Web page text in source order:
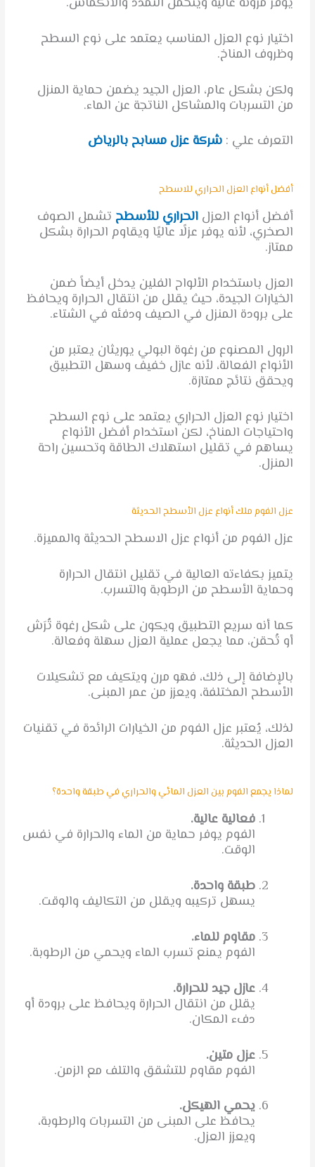
اختيار نوع العزل المناسب يعتمد على نوع السطح
وظروف المناخ.
ولكن بشكل عام، العزل الجيد يضمن حماية المنزل
من التسربات والمشاكل الناتجة عن الماء.
التعرف علي :شركة عزل مسابح بالرياض
أفضل أنواع العزل الحراري للاسطح
أفضل أنواع العزلالحراري للأسطح تشمل الصوف
الصخري، لأنه يوفر عزلًا عاليًا ويقاوم الحرارة بشكل
ممتاز.
العزل باستخدام الألواح الفلين يدخل أيضاً ضمن
الخيارات الجيدة، حيث يقلل من انتقال الحرارة ويحافظ
على برودة المنزل في الصيف ودفئه في الشتاء.
الرول المصنوع من رغوة البولي يوريثان يعتبر من
الأنواع الفعالة، لأنه عازل خفيف وسهل التطبيق
ويحقق نتائج ممتازة.
اختيار نوع العزل الحراري يعتمد على نوع السطح
واحتياجات المناخ، لكن استخدام أفضل الأنواع
يساهم في تقليل استهلاك الطاقة وتحسين راحة
المنزل.
عزل الفوم ملك أنواع عزل الأسطح الحديثة
عزل الفوم من أنواع عزل الاسطح الحديثة والمميزة.
يتميز بكفاءته العالية في تقليل انتقال الحرارة
وحماية الأسطح من الرطوبة والتسرب.
كما أنه سريع التطبيق ويكون على شكل رغوة تُرَش
أو تُحقن، مما يجعل عملية العزل سهلة وفعالة.
بالإضافة إلى ذلك، فهو مرن ويتكيف مع تشكيلات
الأسطح المختلفة، ويعزز من عمر المبنى.
لذلك، يُعتبر عزل الفوم من الخيارات الرائدة في تقنيات
العزل الحديثة.
لماذا يجمع الفوم بين العزل المائي والحراري في طبقة واحدة؟
فعالية عالية.
الفوم يوفر حماية من الماء والحرارة في نفس
الوقت.
طبقة واحدة.
يسهل تركيبه ويقلل من التكاليف والوقت.
مقاوم للماء.
الفوم يمنع تسرب الماء ويحمي من الرطوبة.
عازل جيد للحرارة.
يقلل من انتقال الحرارة ويحافظ على برودة أو
دفء المكان.
عزل متين.
الفوم مقاوم للتشقق والتلف مع الزمن.
يحمي الهيكل.
يحافظ على المبنى من التسربات والرطوبة،
ويعزز العزل.